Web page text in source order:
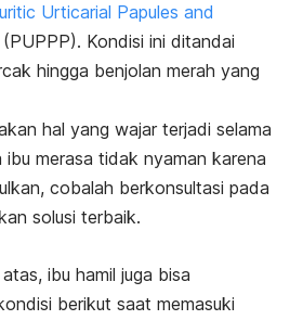
Urticarial Papules and
(PUPPP). Kondisi ini ditandai
hingga benjolan merah yang
hal yang wajar terjadi selama
ibu merasa tidak nyaman karena
cobalah berkonsultasi pada
solusi terbaik.
ibu hamil juga bisa
berikut saat memasuki